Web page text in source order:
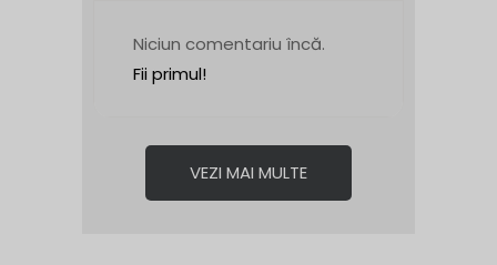
Niciun comentariu încă.
Fii primul!
VEZI MAI MULTE